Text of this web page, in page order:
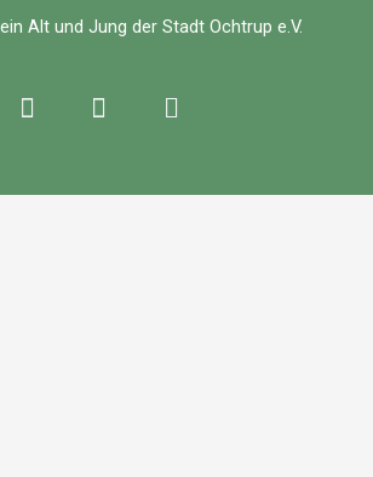
Alt und Jung der Stadt Ochtrup e.V.